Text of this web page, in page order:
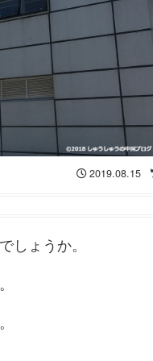
2019.08.15
しょうか。